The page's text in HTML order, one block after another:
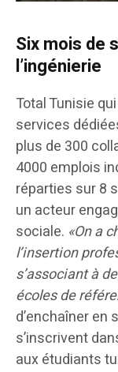
Six mois de
l’ingénierie
Total Tunisie
services
plus de 300
4000 emplois
réparties sur 8
un acteur
sociale. «On a
l’insertion
s’associant à
écoles de
d’enchaîner en
s’inscrivent
aux étudiants